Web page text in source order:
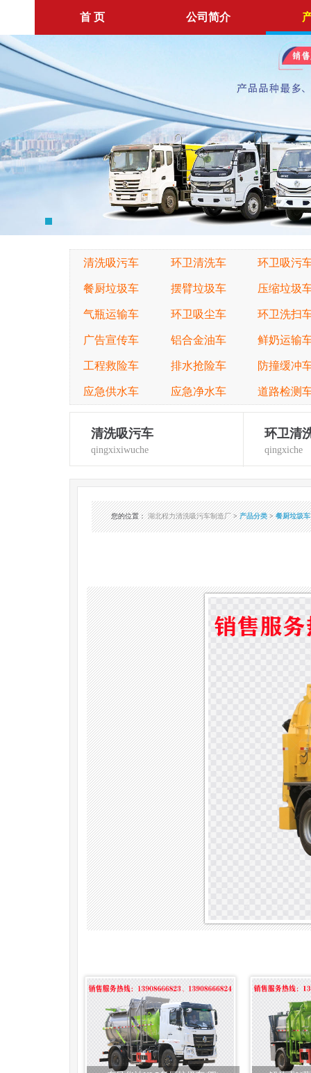
首 页 公司简介
清洗吸污车 环卫清洗车 环卫吸污
餐厨垃圾车 摆臂垃圾车 压缩垃圾
气瓶运输车 环卫吸尘车 环卫洗扫
广告宣传车 铝合金油车 鲜奶运输
工程救险车 排水抢险车 防撞缓冲
应急供水车 应急净水车 道路检测
清洗吸污车
qingxixiwuche
环卫清
qingxiche
您的位置：湖北程力清洗吸污车制造厂>产品分类>餐厨垃圾车